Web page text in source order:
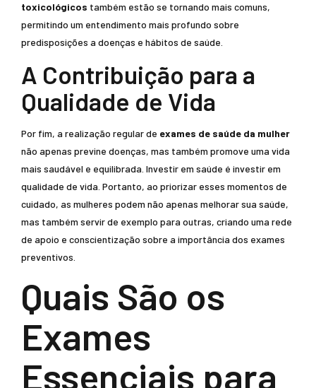
toxicológicos também estão se tornando mais comuns,
permitindo um entendimento mais profundo sobre
predisposições a doenças e hábitos de saúde.
A Contribuição para a
Qualidade de Vida
Por fim, a realização regular de exames de saúde da mulher
não apenas previne doenças, mas também promove uma vida
mais saudável e equilibrada. Investir em saúde é investir em
qualidade de vida. Portanto, ao priorizar esses momentos de
cuidado, as mulheres podem não apenas melhorar sua saúde,
mas também servir de exemplo para outras, criando uma rede
de apoio e conscientização sobre a importância dos exames
preventivos.
Quais São os
Exames
Essenciais para